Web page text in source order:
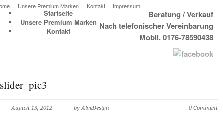
Unsere Premium Marken Kontakt Impressum
Beratung / Verkauf
Nach telefonischer Vereinbarung
Mobil. 0176-78590438
Startseite
Unsere Premium Marken
Kontakt
slider_pic3
August 13, 2012 by AlveDesign 0 Comment